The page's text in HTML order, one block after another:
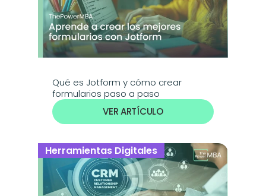
Qué es Jotform y cómo crear
formularios paso a paso
VER ARTÍCULO
Herramientas Digitales